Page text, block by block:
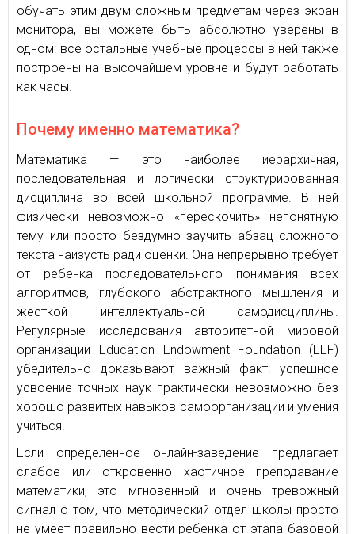
обучать этим двум сложным предметам через экран
монитора, вы можете быть абсолютно уверены в
одном: все остальные учебные процессы в ней также
построены на высочайшем уровне и будут работать
как часы.
Почему именно математика?
Математика — это наиболее иерархичная,
последовательная и логически структурированная
дисциплина во всей школьной программе. В ней
физически невозможно «перескочить» непонятную
тему или просто бездумно заучить абзац сложного
текста наизусть ради оценки. Она непрерывно требует
от ребенка последовательного понимания всех
алгоритмов, глубокого абстрактного мышления и
жесткой интеллектуальной самодисциплины.
Регулярные исследования авторитетной мировой
организации Education Endowment Foundation (EEF)
убедительно доказывают важный факт: успешное
усвоение точных наук практически невозможно без
хорошо развитых навыков самоорганизации и умения
учиться.
Если определенное онлайн-заведение предлагает
слабое или откровенно хаотичное преподавание
математики, это мгновенный и очень тревожный
сигнал о том, что методический отдел школы просто
не умеет правильно вести ребенка от этапа базовой